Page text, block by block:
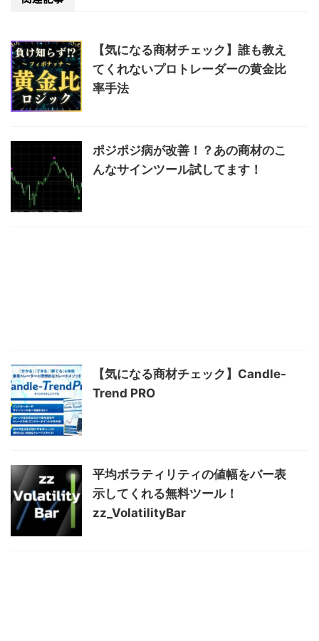
【気になる商材チェック】誰も教え
てくれないプロトレーダーの黄金比
率手法
ポジポジ病が改善！？あの商材のこ
んなサインツール試してます！
【気になる商材チェック】Candle-
Trend PRO
平均ボラティリティの値幅をバー表
示してくれる無料ツール！
zz_VolatilityBar